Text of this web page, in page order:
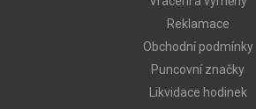
Reklamace
Obchodní podmínky
Puncovní značky
Likvidace hodinek